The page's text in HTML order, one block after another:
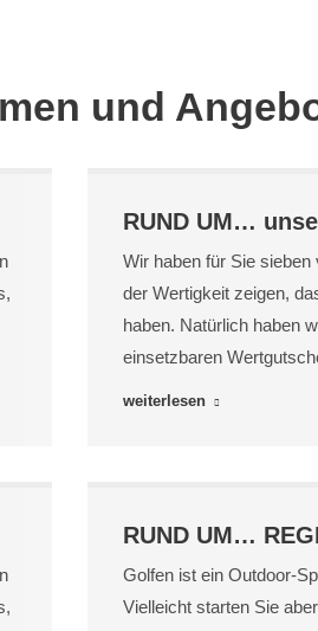
und
RUND UM…
Wir haben für Sie
der Wertigkeit zeigen,
haben. Natürlich haben
einsetzbaren
weiterlesen
RUND UM…
Golfen ist ein Outdoor-
Vielleicht starten Sie